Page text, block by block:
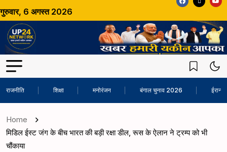
गुरुवार, 6 अगस्त 2026
राजनीति शिक्षा मनोरंजन बंगाल चुनाव 2026 ईरान-
Home
मिडिल ईस्ट जंग के बीच भारत की बड़ी रक्षा डील, रूस के ऐलान ने ट्रम्प को भी
चौंकाया